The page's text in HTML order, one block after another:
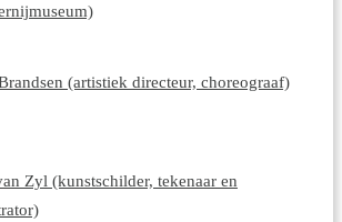
(artistiek directeur, choreograaf)
Zyl (kunstschilder, tekenaar en